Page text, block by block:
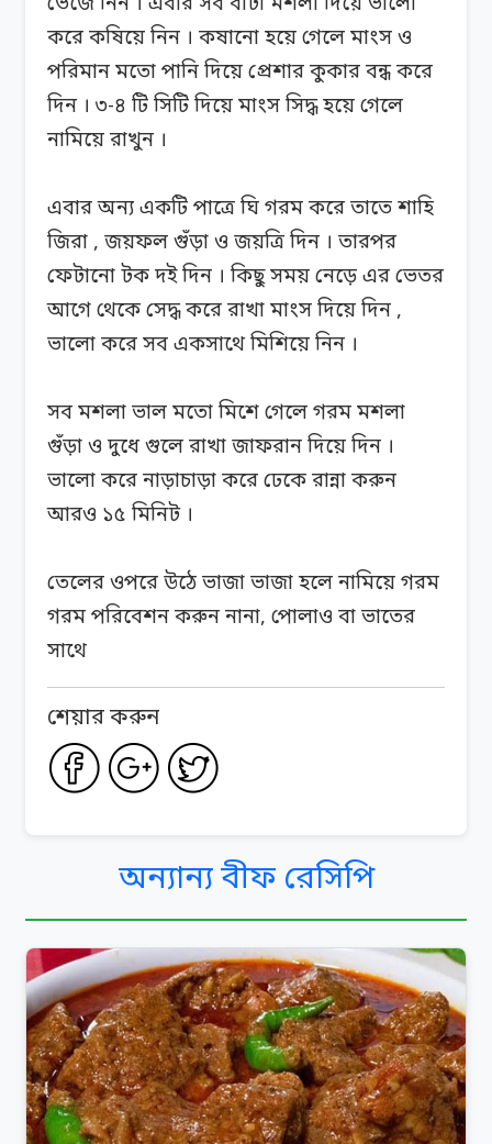
করে কষিয়ে নিন । কষানো হয়ে গেলে মাংস ও
পরিমান মতো পানি দিয়ে প্রেশার কুকার বন্ধ করে
দিন । ৩-৪ টি সিটি দিয়ে মাংস সিদ্ধ হয়ে গেলে
নামিয়ে রাখুন ।
এবার অন্য একটি পাত্রে ঘি গরম করে তাতে শাহি
জিরা , জয়ফল গুঁড়া ও জয়ত্রি দিন । তারপর
ফেটানো টক দই দিন । কিছু সময় নেড়ে এর ভেতর
আগে থেকে সেদ্ধ করে রাখা মাংস দিয়ে দিন ,
ভালো করে সব একসাথে মিশিয়ে নিন ।
সব মশলা ভাল মতো মিশে গেলে গরম মশলা
গুঁড়া ও দুধে গুলে রাখা জাফরান দিয়ে দিন ।
ভালো করে নাড়াচাড়া করে ঢেকে রান্না করুন
আরও ১৫ মিনিট ।
তেলের ওপরে উঠে ভাজা ভাজা হলে নামিয়ে গরম
গরম পরিবেশন করুন নানা, পোলাও বা ভাতের
সাথে
শেয়ার করুন
অন্যান্য বীফ রেসিপি